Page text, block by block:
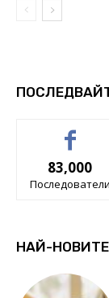
83,000
Последователи
НАЙ-